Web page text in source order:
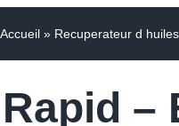
Accueil » Recuperateur d huiles
Rapid –